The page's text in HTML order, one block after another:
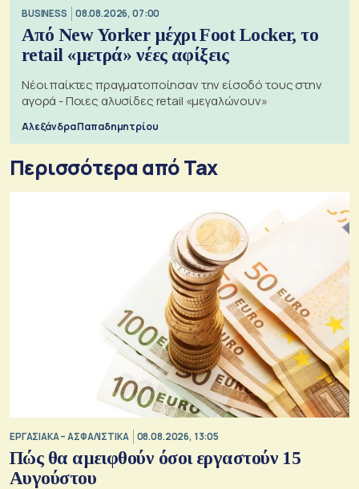
BUSINESS 08.08.2026, 07:00
Από New Yorker μέχρι Foot Locker, το
retail «μετρά» νέες αφίξεις
Νέοι παίκτες πραγματοποίησαν την είσοδό τους στην
αγορά - Ποιες αλυσίδες retail «μεγαλώνουν»
Αλεξάνδρα Παπαδημητρίου
Περισσότερα από Tax
ΕΡΓΑΣΙΑΚΑ – ΑΣΦΑΛΙΣΤΙΚΑ 08.08.2026, 13:05
Πώς θα αμειφθούν όσοι εργαστούν 15
Αυγούστου